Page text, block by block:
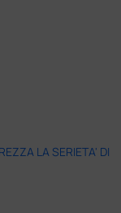
LA SERIETA' DI